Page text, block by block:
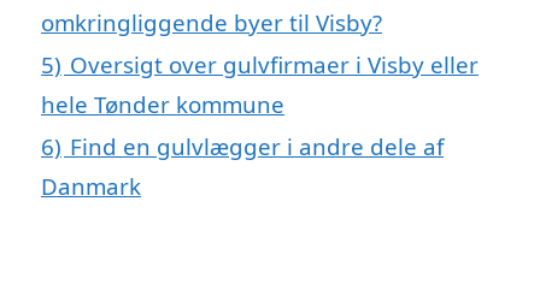
omkringliggende byer til Visby?
5) Oversigt over gulvfirmaer i Visby eller
hele Tønder kommune
6) Find en gulvlægger i andre dele af
Danmark